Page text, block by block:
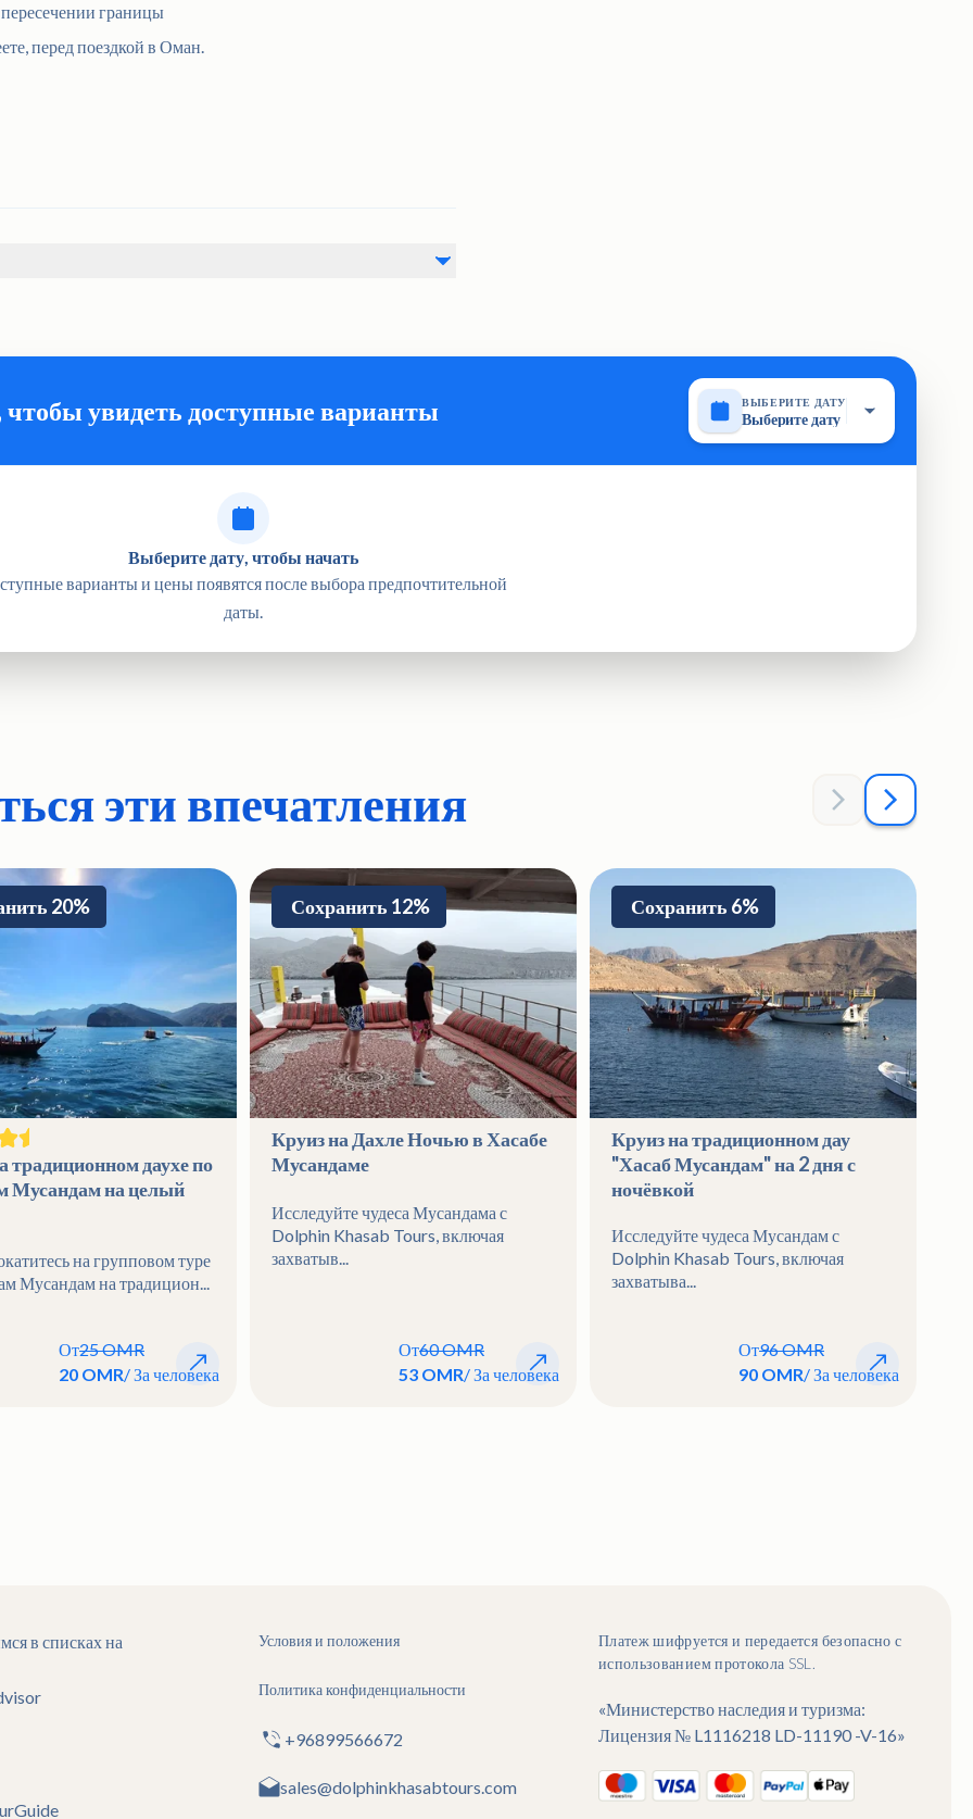
границы
перед поездкой в Оман.
с проблемами спины • Нет проблем с сердцем или
иметь умеренный уровень физической подготовки •
погоды, вам будет предложена другая дата или
увидеть доступные варианты ВЫБЕРИТЕ ДАТУ
Выберите дату
Выберите дату, чтобы начать
варианты и цены появятся после выбора предпочтительной
даты.
эти впечатления
20%
традиционном даухе по
Мусандам на целый
на групповом туре
Мусандам на традицион...
От25 OMR
20 OMR/ За человека
Сохранить 12%
Круиз на Дахле Ночью в Хасабе
Мусандаме
Исследуйте чудеса Мусандама с
Dolphin Khasab Tours, включая
захватыв...
От60 OMR
53 OMR/ За человека
Сохранить 6%
Круиз на традиционном дау
"Хасаб Мусандам" на 2 дня с
ночёвкой
Исследуйте чудеса Мусандам с
Dolphin Khasab Tours, включая
захватыва...
От96 OMR
90 OMR/ За человека
в списках на Условия и положения
Политика конфиденциальности
+96899566672
sales@dolphinkhasabtours.com
Платеж шифруется и передается безопасно с
использованием протокола SSL.
«Министерство наследия и туризма:
Лицензия № L1116218 LD-11190 -V-16»